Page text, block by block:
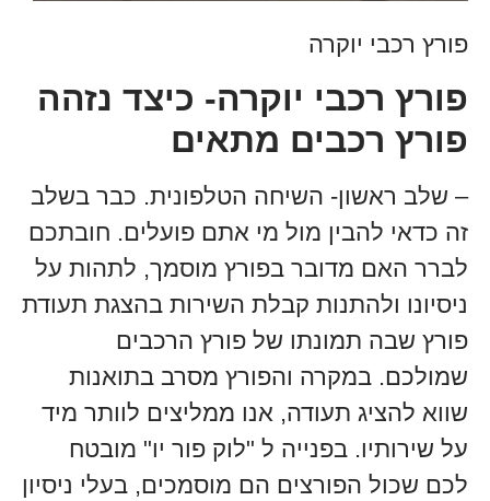
פורץ רכבי יוקרה
פורץ רכבי יוקרה- כיצד נזהה
פורץ רכבים מתאים
– שלב ראשון- השיחה הטלפונית. כבר בשלב
זה כדאי להבין מול מי אתם פועלים. חובתכם
לברר האם מדובר בפורץ מוסמך, לתהות על
ניסיונו ולהתנות קבלת השירות בהצגת תעודת
פורץ שבה תמונתו של פורץ הרכבים
שמולכם. במקרה והפורץ מסרב בתואנות
שווא להציג תעודה, אנו ממליצים לוותר מיד
על שירותיו. בפנייה ל "לוק פור יו" מובטח
לכם שכול הפורצים הם מוסמכים, בעלי ניסיון